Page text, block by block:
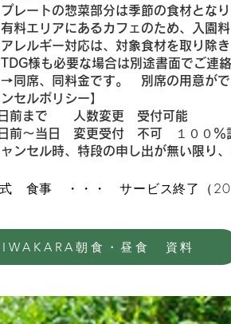
の惣菜部分は季節の食材となり
アにあるカフェのため、入園料
ー対応は、対象食材を取り除き、
必要な場合は別途書面でご連絡
料金です。 別席の用意ができ
ルポリシー】
まで 人数変更 受付可能
当日 変更受付 不可 １００％
ル時、特段の申し出が無い限り、
式 食事 ・・・ サービス終了（
朝食・昼食 資料